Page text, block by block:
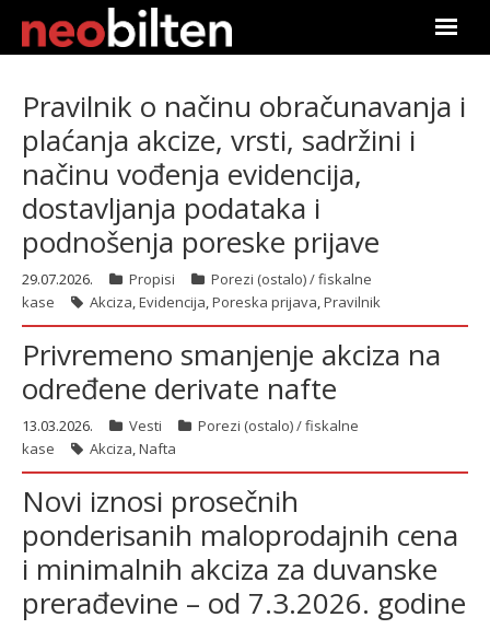
Претрага
Актуелно
Подаци
Линкови
О нама
Претплата
Пријава
latinica
Pravilnik o načinu obračunavanja i
plaćanja akcize, vrsti, sadržini i
načinu vođenja evidencija,
dostavljanja podataka i
podnošenja poreske prijave
29.07.2026. Propisi
Porezi (ostalo) / fiskalne
kase
Akciza,Evidencija,Poreska prijava,Pravilnik
Privremeno smanjenje akciza na
određene derivate nafte
13.03.2026. Vesti
Porezi (ostalo) / fiskalne
kase
Akciza,Nafta
Novi iznosi prosečnih
ponderisanih maloprodajnih cena
i minimalnih akciza za duvanske
prerađevine – od 7.3.2026. godine